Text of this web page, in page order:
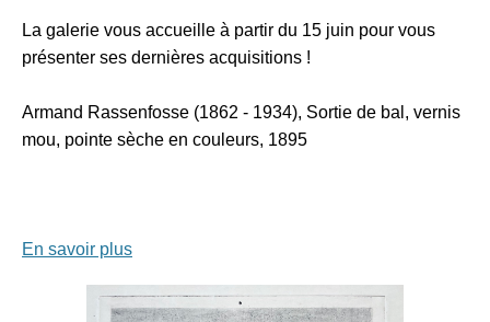
La galerie vous accueille à partir du 15 juin pour vous
présenter ses dernières acquisitions !
Armand Rassenfosse (1862 - 1934), Sortie de bal, vernis
mou, pointe sèche en couleurs, 1895
En savoir plus